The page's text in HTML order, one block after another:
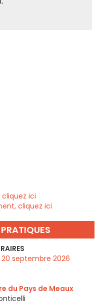
ici
cliquez ici
septembre 2026
du Pays de Meaux